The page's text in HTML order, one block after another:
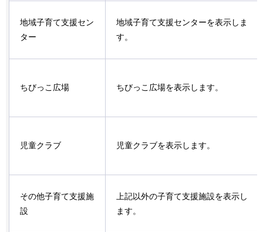
地域子育て支援セン
ター
地域子育て支援センターを表示しま
す。
ちびっこ広場 ちびっこ広場を表示します。
児童クラブ 児童クラブを表示します。
その他子育て支援施
設
上記以外の子育て支援施設を表示し
ます。